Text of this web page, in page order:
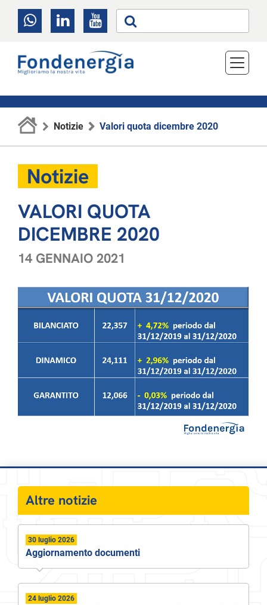
Notizie Valori quota dicembre 2020
Notizie
VALORI QUOTA
DICEMBRE 2020
14 GENNAIO 2021
Altre notizie
30 luglio 2026
Aggiornamento documenti
24 luglio 2026